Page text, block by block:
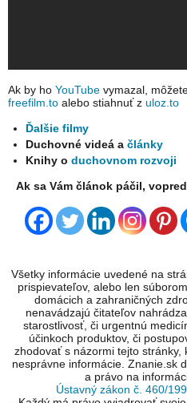
Ak by ho YouTube vymazal,
freefilm.to alebo stiahnuť z uloz.to
Ďalšie filmy
Duchovné videá ačlánky
Knihy oduchovnom rozvoji
Ak sa Vám článok páčil,
Všetky informácie uvedené na
prispievateľov, alebo len
domácich a zahraničných
nenavádzajú čitateľov
starostlivosť, či urgentnú
účinkoch produktov, či
zhodovať s názormi tejto
nesprávne informácie. Znanie.sk
a právo na
Ústavný zákon č. 460/